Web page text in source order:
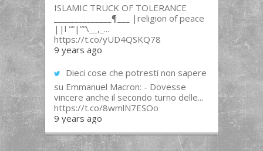
ISLAMIC TRUCK OF TOLERANCE
______________¶___ |religion of peace
||l “”|””\__,_...
https://t.co/yUD4QSKQ78
9 years ago
Dieci cose che potresti non sapere
su Emmanuel Macron: - Dovesse
vincere anche il secondo turno delle...
https://t.co/8wmlN7ESOo
9 years ago